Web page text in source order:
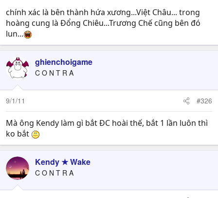
chính xác là bên thành hứa xương...Việt Châu... trong
hoàng cung là Đổng Chiêu...Trương Chế cũng bên đó
lun...
ghienchoigame
C O N T R A
9/1/11 #326
Mà ông Kendy làm gì bắt ĐC hoài thế, bắt 1 lần luôn thì
ko bắt
Kendy ★ Wake
C O N T R A